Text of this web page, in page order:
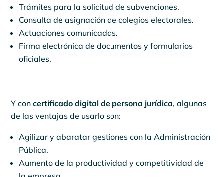
Trámites para la solicitud de subvenciones.
Consulta de asignación de colegios electorales.
Actuaciones comunicadas.
Firma electrónica de documentos y formularios
oficiales.
Y concertificado digital de persona jurídica, algunas
de las ventajas de usarlo son:
Agilizar y abaratar gestiones con la Administración
Pública.
Aumento de la productividad y competitividad de